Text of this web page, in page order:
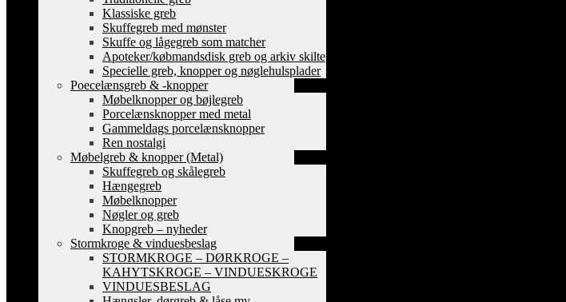
Klassiske greb
Skuffegreb med mønster
Skuffe og lågegreb som matcher
Apoteker/købmandsdisk greb og arkiv skilte
Specielle greb, knopper og nøglehulsplader
Poecelænsgreb & -knopper
Møbelknopper og bøjlegreb
Porcelænsknopper med metal
Gammeldags porcelænsknopper
Ren nostalgi
Møbelgreb & knopper (Metal)
Skuffegreb og skålegreb
Hængegreb
Møbelknopper
Nøgler og greb
Knopgreb – nyheder
Stormkroge & vinduesbeslag
STORMKROGE – DØRKROGE –
KAHYTSKROGE – VINDUESKROGE
VINDUESBESLAG